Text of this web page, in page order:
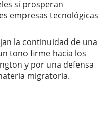
si prosperan
empresas tecnológicas
la continuidad de una
tono firme hacia los
y por una defensa
migratoria.